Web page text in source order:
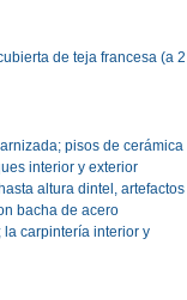
de teja francesa (a 2
pisos de cerámica
interior y exterior
altura dintel, artefactos
bacha de acero
carpintería interior y